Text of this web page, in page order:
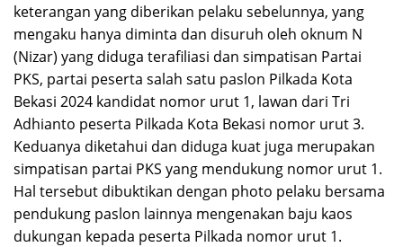
keterangan yang diberikan pelaku sebelunnya, yang
mengaku hanya diminta dan disuruh oleh oknum N
(Nizar) yang diduga terafiliasi dan simpatisan Partai
PKS, partai peserta salah satu paslon Pilkada Kota
Bekasi 2024 kandidat nomor urut 1, lawan dari Tri
Adhianto peserta Pilkada Kota Bekasi nomor urut 3.
Keduanya diketahui dan diduga kuat juga merupakan
simpatisan partai PKS yang mendukung nomor urut 1.
Hal tersebut dibuktikan dengan photo pelaku bersama
pendukung paslon lainnya mengenakan baju kaos
dukungan kepada peserta Pilkada nomor urut 1.